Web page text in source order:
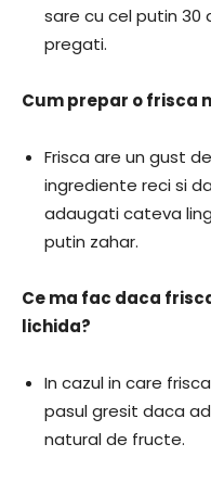
sare cu cel putin
pregati.
Cum prepar o frisca
Frisca are un gust
ingrediente reci si
adaugati cateva
putin zahar.
Ce ma fac daca
lichida?
In cazul in care
pasul gresit daca
natural de fructe.